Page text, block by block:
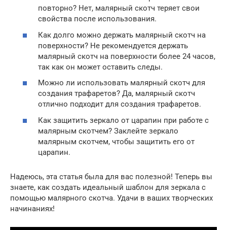
повторно? Нет, малярный скотч теряет свои
свойства после использования.
Как долго можно держать малярный скотч на
поверхности? Не рекомендуется держать
малярный скотч на поверхности более 24 часов,
так как он может оставить следы.
Можно ли использовать малярный скотч для
создания трафаретов? Да, малярный скотч
отлично подходит для создания трафаретов.
Как защитить зеркало от царапин при работе с
малярным скотчем? Заклейте зеркало
малярным скотчем, чтобы защитить его от
царапин.
Надеюсь, эта статья была для вас полезной! Теперь вы
знаете, как создать идеальный шаблон для зеркала с
помощью малярного скотча. Удачи в ваших творческих
начинаниях!